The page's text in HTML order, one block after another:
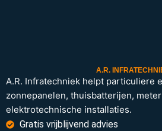
A.R.
A.R. Infratechniek helpt particuliere
zonnepanelen, thuisbatterijen,
elektrotechnische installaties.
Gratis vrijblijvend advies